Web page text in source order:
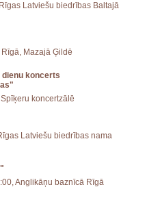
Latviešu biedrības Baltajā
Mazajā Ģildē
koncerts
koncertzālē
Latviešu biedrības nama
Anglikāņu baznīcā Rīgā